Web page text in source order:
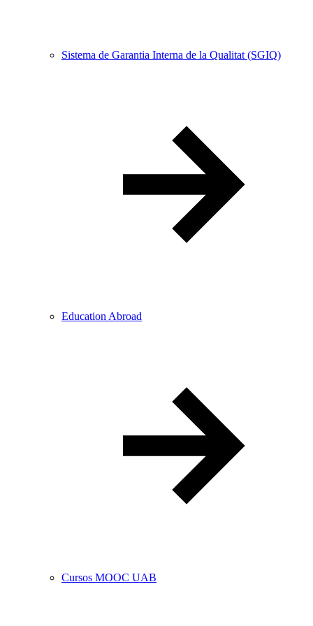
Sistema de Garantia Interna de la Qualitat (SGIQ)
Education Abroad
Cursos MOOC UAB